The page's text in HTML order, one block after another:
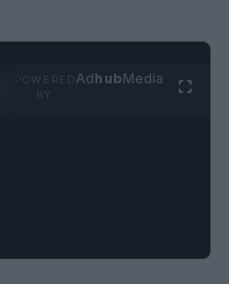
AdhubMedia